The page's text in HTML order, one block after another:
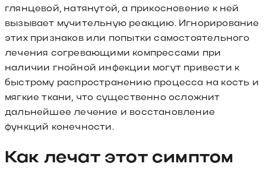
глянцевой, натянутой, а прикосновение к ней
вызывает мучительную реакцию. Игнорирование
этих признаков или попытки самостоятельного
лечения согревающими компрессами при
наличии гнойной инфекции могут привести к
быстрому распространению процесса на кость и
мягкие ткани, что существенно осложнит
дальнейшее лечение и восстановление
функций конечности.
Как лечат этот симптом